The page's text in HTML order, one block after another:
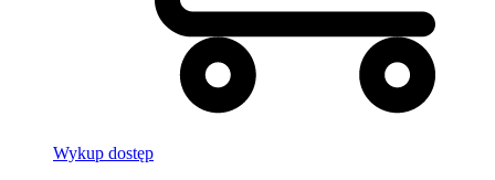
Wykup dostęp